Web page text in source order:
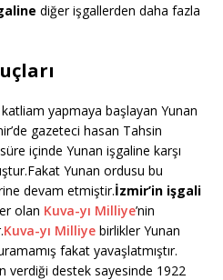
diğer işgallerden daha fazla
katliam yapmaya başlayan Yunan
gazeteci hasan Tahsin
süre içinde Yunan işgaline karşı
Yunan ordusu bu
devam etmiştir.İzmir’in işgali
olan Kuva-yı Milliye’nin
Kuva-yı Milliye birlikler Yunan
fakat yavaşlatmıştır.
verdiği destek sayesinde 1922